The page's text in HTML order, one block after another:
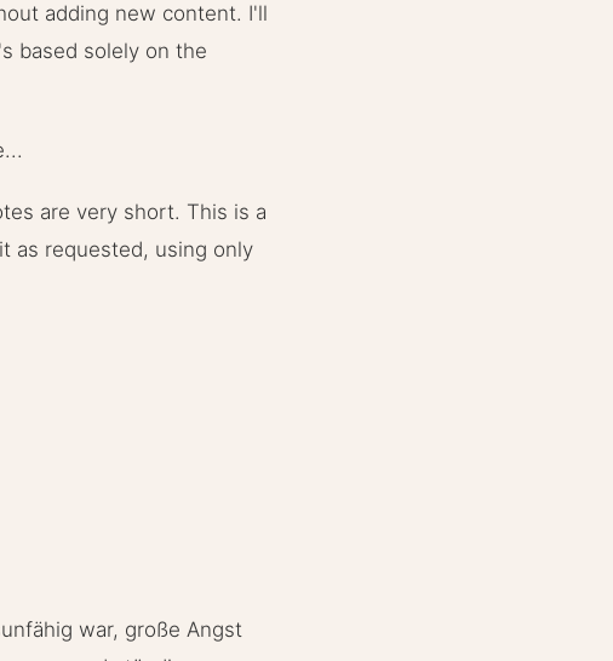
adding new content. I'll
based solely on the
are very short. This is a
as requested, using only
war, große Angst